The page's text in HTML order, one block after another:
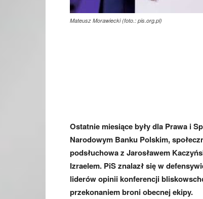
Mateusz Morawiecki (foto.: pis.org.pl)
Ostatnie miesiące były dla Prawa i
Narodowym Banku Polskim,
podsłuchowa z Jarosławem
Izraelem. PiS znalazł się w
liderów opinii konferencji
przekonaniem broni obecnej ekipy.